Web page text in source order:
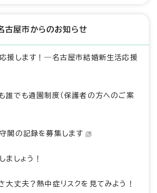
古屋市からのお知らせ
援します！―名古屋市結婚新生活応援
誰でも通園制度（保護者の方へのご案
閣の記録を募集します
ましょう！
大丈夫？熱中症リスクを見てみよう！